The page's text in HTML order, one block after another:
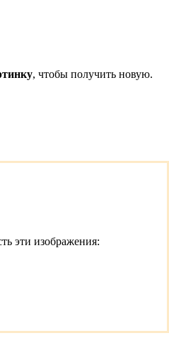
, чтобы получить новую.
эти изображения: